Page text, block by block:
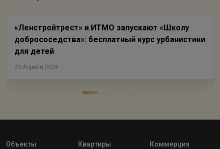
«Ленстройтрест» и ИТМО запускают «Школу
добрососедства»: бесплатный курс урбанистики
для детей
23 Апреля 2026
Объекты Квартиры
Коммерция